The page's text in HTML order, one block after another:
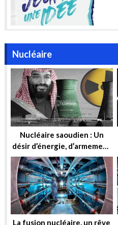
Nucléaire
Nucléaire saoudien : Un
désir d’énergie, d’armement
ou simplement d’influence ?
La fusion nucléaire, un rêve